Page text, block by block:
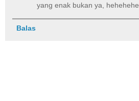
yang enak bukan ya, hehehehe
Balas